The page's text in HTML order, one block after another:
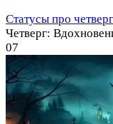
Статусы про
Четверг:
07